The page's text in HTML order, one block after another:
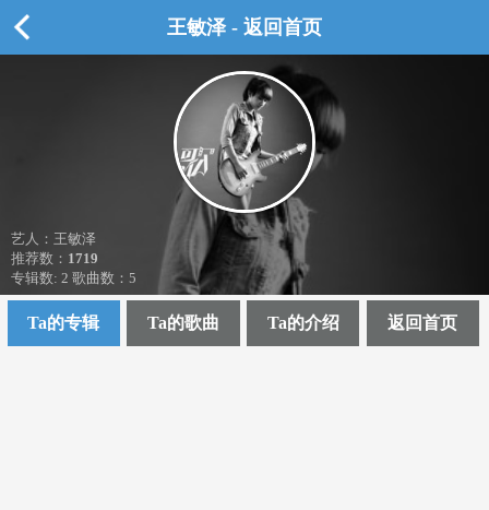
王敏泽 - 返回首页
艺人：王敏泽
推荐数： 1719
专辑数: 2 歌曲数：5
Ta的专辑 Ta的歌曲 Ta的介绍 返回首页